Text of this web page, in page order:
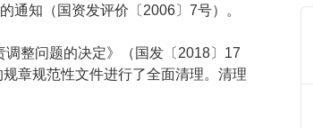
通知（国资发评价〔2006〕7号）。
调整问题的决定》（国发〔2018〕17
章规范性文件进行了全面清理。清理